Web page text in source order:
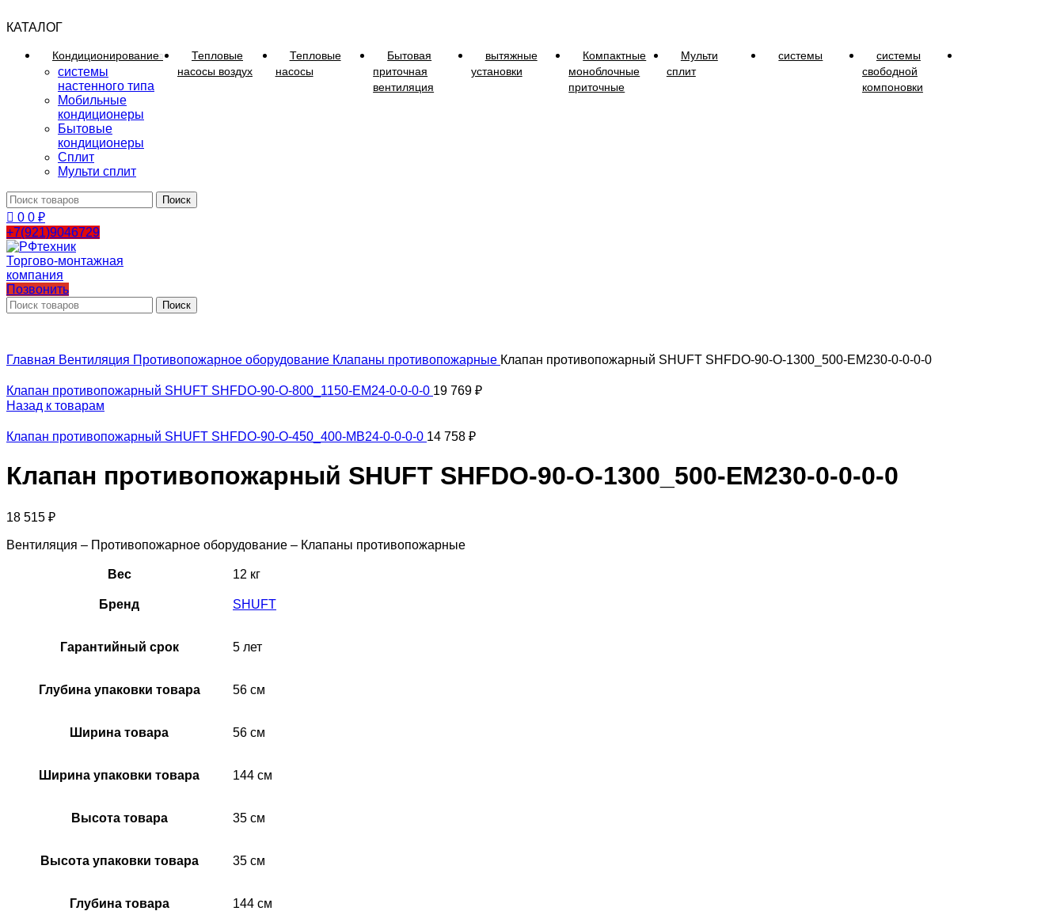
КАТАЛОГ
Кондиционирование
системы
настенного типа
Мобильные
кондиционеры
Бытовые
кондиционеры
Сплит
Мульти сплит
Тепловые
насосы воздух
Тепловые
насосы
Бытовая
приточная
вентиляция
вытяжные
установки
Компактные
моноблочные
приточные
Мульти
сплит
системы
системы
свободной
компоновки
Поиск
0 0 ₽
+7(921)9046729
Позвонить
Поиск
Главная Вентиляция Противопожарное оборудование Клапаны противопожарные Клапан противопожарный SHUFT SHFDO-90-O-1300_500-EM230-0-0-0-0
Клапан противопожарный SHUFT SHFDO-90-O-800_1150-EM24-0-0-0-0 19 769 ₽
Назад к товарам
Клапан противопожарный SHUFT SHFDO-90-O-450_400-MB24-0-0-0-0 14 758 ₽
Клапан противопожарный SHUFT SHFDO-90-O-1300_500-EM230-0-0-0-0
18 515 ₽
Вентиляция – Противопожарное оборудование – Клапаны противопожарные
Вес 12 кг
Бренд SHUFT
Гарантийный срок 5 лет
Глубина упаковки товара 56 см
Ширина товара 56 см
Ширина упаковки товара 144 см
Высота товара 35 см
Высота упаковки товара 35 см
Глубина товара 144 см